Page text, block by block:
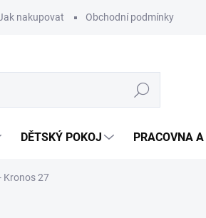
nakupovat Obchodní podmínky
Hledat
DĚTSKÝ POKOJ PRACOVNA
Kronos 27